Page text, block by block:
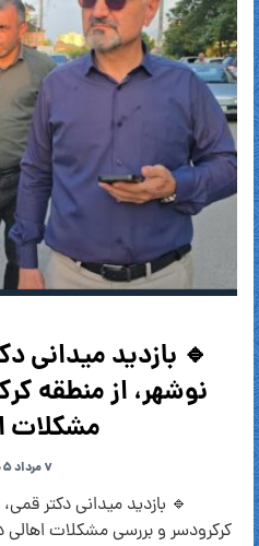
🔹 بازدید میدانی
نوشهر، از منطقه
مشکلات
۷ مرداد ۱۴۰۵
🔹 بازدید میدانی دکتر
کرکرودسر و بررسی مشکلات اهالی